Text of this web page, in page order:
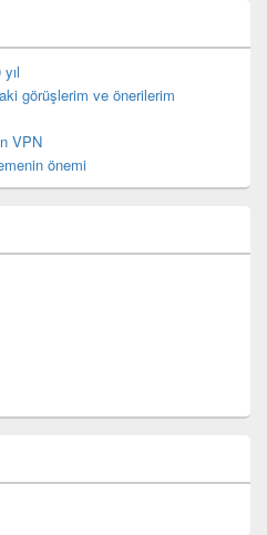
görüşlerim ve önerilerim
VPN
önemi